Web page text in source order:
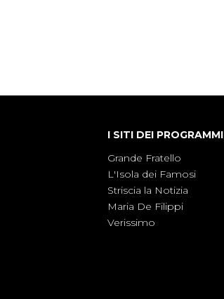
I SITI DEI PROGRAMMI
Grande Fratello
L'Isola dei Famosi
Striscia la Notizia
Maria De Filippi
Verissimo